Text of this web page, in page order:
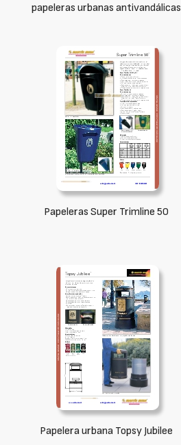
papeleras urbanas antivandálicas
Papeleras Super Trimline 50
Papelera urbana Topsy Jubilee